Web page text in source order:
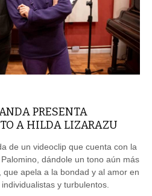
PRESENTA
A HILDA LIZARAZU
de un videoclip que cuenta con la
dándole un tono aún más
apela a la bondad y al amor en
y turbulentos.